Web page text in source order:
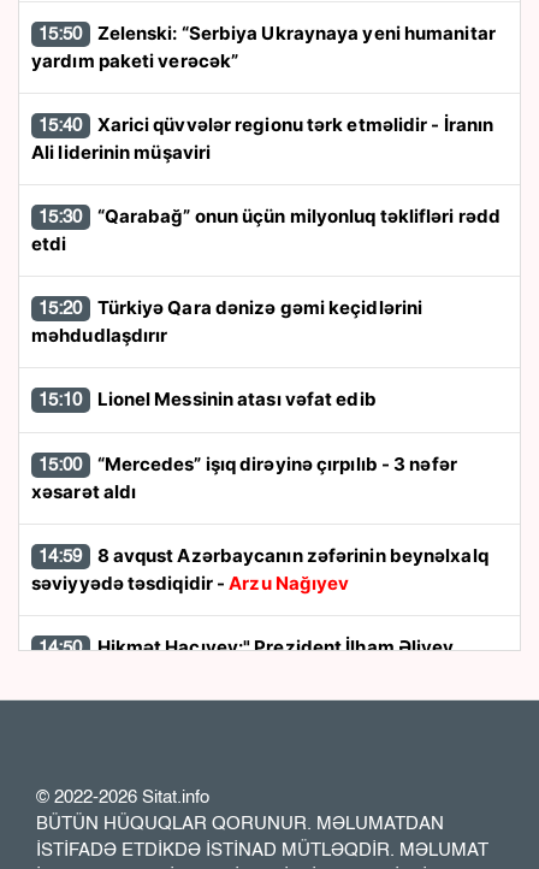
15:50
yardım paketi verəcək”
15:40
Ali liderinin müşaviri
15:30
etdi
15:20
məhdudlaşdırır
15:10 Lionel Messinin atası vəfat edib
15:00
xəsarət aldı
14:59
səviyyədə təsdiqidir -Arzu Nağıyev
14:50 Hikmət Hacıyev:" Prezident İlham Əliyev
14:40 Ukraynada hərbi helikopterin qəzaya
uğraması nəticəsində bort texnik ölüb
© 2022-2026 Sitat.info
BÜTÜN HÜQUQLAR QORUNUR. MƏLUMATDAN
İSTİFADƏ ETDİKDƏ İSTİNAD MÜTLƏQDİR. MƏLUMAT